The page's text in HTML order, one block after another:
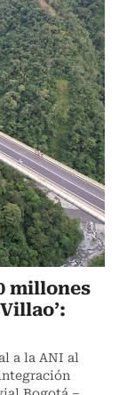
millones
a la ANI al